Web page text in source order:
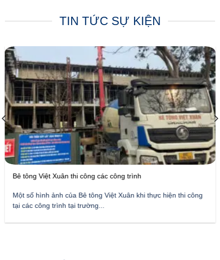
TIN TỨC SỰ KIỆN
Bê tông Việt Xuân thi công các công trình
Một số hình ảnh của Bê tông Việt Xuân khi thực hiện thi công
tại các công trình tại trường...